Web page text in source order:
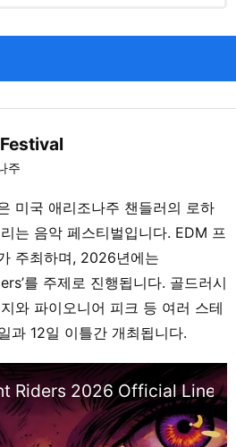
주
미국 애리조나주 챈들러의 로하
는 음악 페스티벌입니다. EDM 프
주최하며, 2026년에는
를 주제로 진행됩니다. 골드러시
와 파이오니어 피크 등 여러 스테
과 12일 이틀간 개최됩니다.
Riders 2026 Official